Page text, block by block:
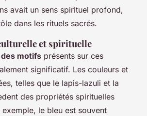
avait un sens spirituel profond,
dans les rituels sacrés.
et spirituelle
motifs présents sur ces
significatif. Les couleurs et
telles que le lapis-lazuli et la
des propriétés spirituelles
le bleu est souvent